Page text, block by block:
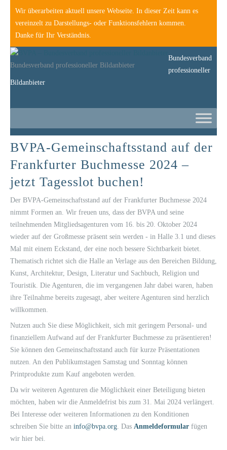
Wir überarbeiten aktuell unsere Webseite. In dieser Zeit kann es
vereinzelt zu Darstellungs- oder Funktionsfehlern kommen.
Danke für Ihr Verständnis.
Bundesverband professioneller Bildanbieter
Bundesverband
professioneller
Bildanbieter
BVPA-Gemeinschaftsstand auf der
Frankfurter Buchmesse 2024 –
jetzt Tagesslot buchen!
Der BVPA-Gemeinschaftsstand auf der Frankfurter Buchmesse 2024
nimmt Formen an. Wir freuen uns, dass der BVPA und seine
teilnehmenden Mitgliedsagenturen vom 16. bis 20. Oktober 2024
wieder auf der Großmesse präsent sein werden - in Halle 3.1 und dieses
Mal mit einem Eckstand, der eine noch bessere Sichtbarkeit bietet.
Thematisch richtet sich die Halle an Verlage aus den Bereichen Bildung,
Kunst, Architektur, Design, Literatur und Sachbuch, Religion und
Touristik. Die Agenturen, die im vergangenen Jahr dabei waren, haben
ihre Teilnahme bereits zugesagt, aber weitere Agenturen sind herzlich
willkommen.
Nutzen auch Sie diese Möglichkeit, sich mit geringem Personal- und
finanziellem Aufwand auf der Frankfurter Buchmesse zu präsentieren!
Sie können den Gemeinschaftsstand auch für kurze Präsentationen
nutzen. An den Publikumstagen Samstag und Sonntag können
Printprodukte zum Kauf angeboten werden.
Da wir weiteren Agenturen die Möglichkeit einer Beteiligung bieten
möchten, haben wir die Anmeldefrist bis zum 31. Mai 2024 verlängert.
Bei Interesse oder weiteren Informationen zu den Konditionen
schreiben Sie bitte an info@bvpa.org. Das Anmeldeformular fügen
wir hier bei.